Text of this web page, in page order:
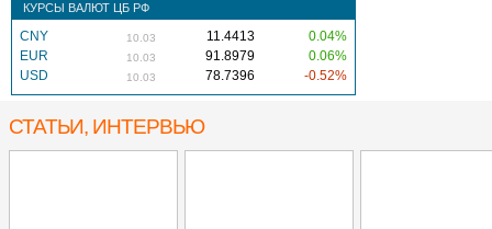
КУРСЫ ВАЛЮТ ЦБ РФ
CNY 10.03 11.4413
0.04%
EUR
10.03 91.8979
0.06%
USD
10.03 78.7396 -0.52%
СТАТЬИ, ИНТЕРВЬЮ